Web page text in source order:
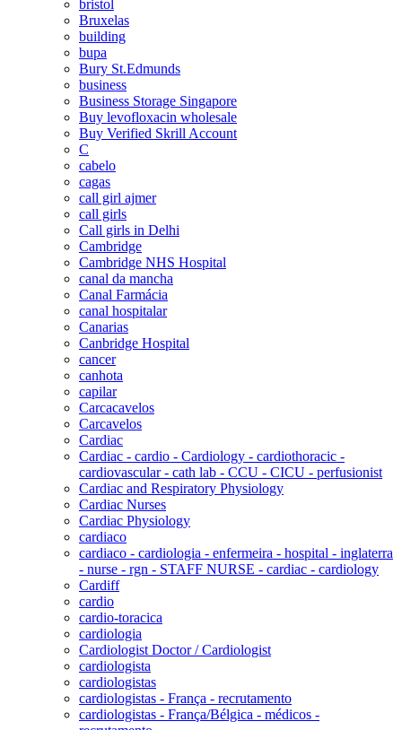
bristol
Bruxelas
building
bupa
Bury St.Edmunds
business
Business Storage Singapore
Buy levofloxacin wholesale
Buy Verified Skrill Account
C
cabelo
cagas
call girl ajmer
call girls
Call girls in Delhi
Cambridge
Cambridge NHS Hospital
canal da mancha
Canal Farmácia
canal hospitalar
Canarias
Canbridge Hospital
cancer
canhota
capilar
Carcacavelos
Carcavelos
Cardiac
Cardiac - cardio - Cardiology - cardiothoracic -
cardiovascular - cath lab - CCU - CICU - perfusionist
Cardiac and Respiratory Physiology
Cardiac Nurses
Cardiac Physiology
cardiaco
cardiaco - cardiologia - enfermeira - hospital - inglaterra
- nurse - rgn - STAFF NURSE - cardiac - cardiology
Cardiff
cardio
cardio-toracica
cardiologia
Cardiologist Doctor / Cardiologist
cardiologista
cardiologistas
cardiologistas - França - recrutamento
cardiologistas - França/Bélgica - médicos -